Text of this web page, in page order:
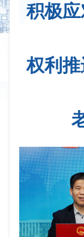
积极应
权利